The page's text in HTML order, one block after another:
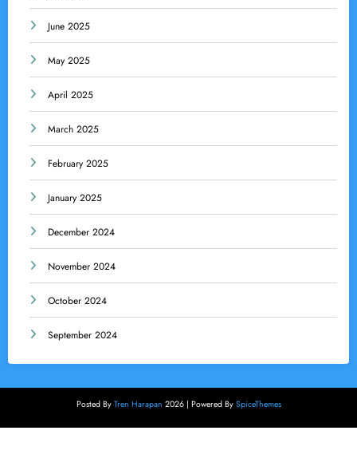
June 2025
May 2025
April 2025
March 2025
February 2025
January 2025
December 2024
November 2024
October 2024
September 2024
Posted By Tren Harapan 2026 | Powered By SpiceThemes